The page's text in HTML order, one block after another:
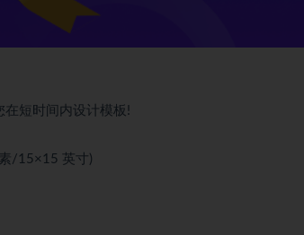
短时间内设计模板!
/15×15 英寸)